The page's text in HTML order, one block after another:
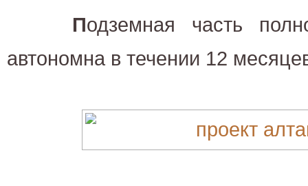
Подземная часть
автономна в течении 12